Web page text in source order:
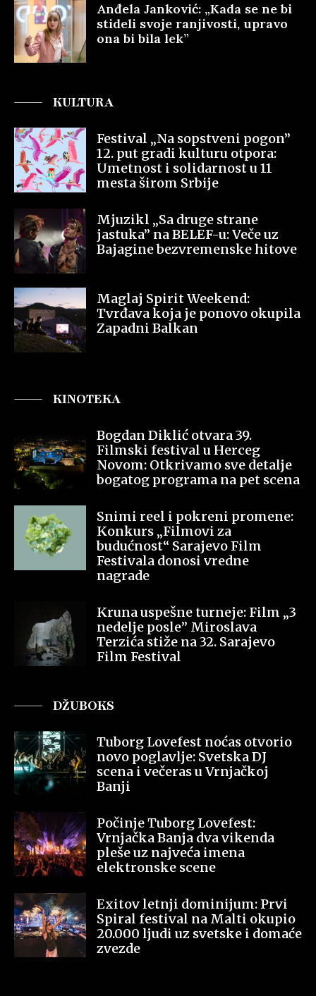
Anđela Janković: „Kada se ne bi
stideli svoje ranjivosti, upravo
ona bi bila lek”
KULTURA
Festival „Na sopstveni pogon”
12. put gradi kulturu otpora:
Umetnost i solidarnost u 11
mesta širom Srbije
Mjuzikl „Sa druge strane
jastuka” na BELEF-u: Veče uz
Bajagine bezvremenske hitove
Maglaj Spirit Weekend:
Tvrđava koja je ponovo okupila
Zapadni Balkan
KINOTEKA
Bogdan Diklić otvara 39.
Filmski festival u Herceg
Novom: Otkrivamo sve detalje
bogatog programa na pet scena
Snimi reel i pokreni promene:
Konkurs „Filmovi za
budućnost“ Sarajevo Film
Festivala donosi vredne
nagrade
Kruna uspešne turneje: Film „3
nedelje posle” Miroslava
Terzića stiže na 32. Sarajevo
Film Festival
DŽUBOKS
Tuborg Lovefest noćas otvorio
novo poglavlje: Svetska DJ
scena i večeras u Vrnjačkoj
Banji
Počinje Tuborg Lovefest:
Vrnjačka Banja dva vikenda
pleše uz najveća imena
elektronske scene
Exitov letnji dominijum: Prvi
Spiral festival na Malti okupio
20.000 ljudi uz svetske i domaće
zvezde